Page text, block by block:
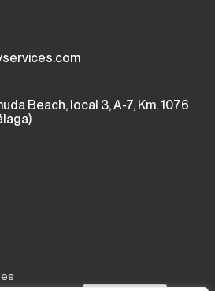
Beach, local 3, A-7, Km. 1076